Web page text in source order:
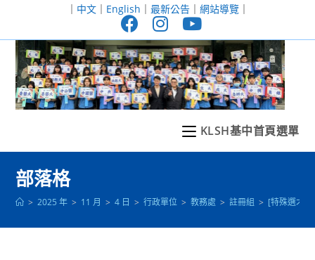
至
｜ 中文｜ English ｜ 最新公告｜ 網站導覽｜
KLSH基中首頁選單
部落格
> 2025 年 > 11 月 > 4 日 > 行政單位 > 教務處 > 註冊組 > [特殊選才]